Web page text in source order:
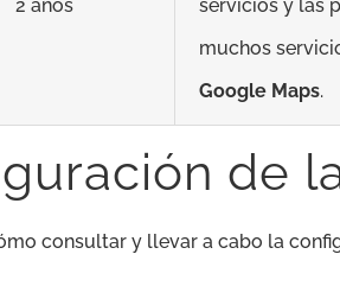
2 años
servicios y las
muchos
Google Maps.
de
consultar y llevar a cabo la